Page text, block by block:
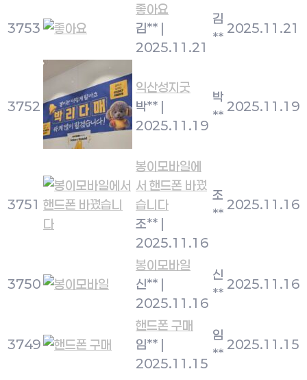
3753
좋아요
김**
2025.11.21
김
**
2025.11.21
3752
익산성지굿
박**
2025.11.19
박
**
2025.11.19
3751
봉이모바일에
서 핸드폰 바꿨
습니다
조**
2025.11.16
조
**
2025.11.16
3750
봉이모바일
신**
2025.11.16
신
**
2025.11.16
3749
핸드폰 구매
임**
2025.11.15
임
**
2025.11.15